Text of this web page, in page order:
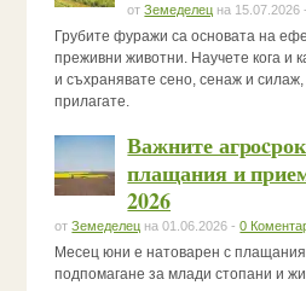
отЗемеделец на
Грубите фуражи са основата на
преживни животни. Научете кога и
и съхранявате сено, сенаж и
прилагате.
Важните
плащания и
2026
отЗемеделец на 01.06.2026 -0
Месец юни е натоварен с
подпомагане за млади стопани и